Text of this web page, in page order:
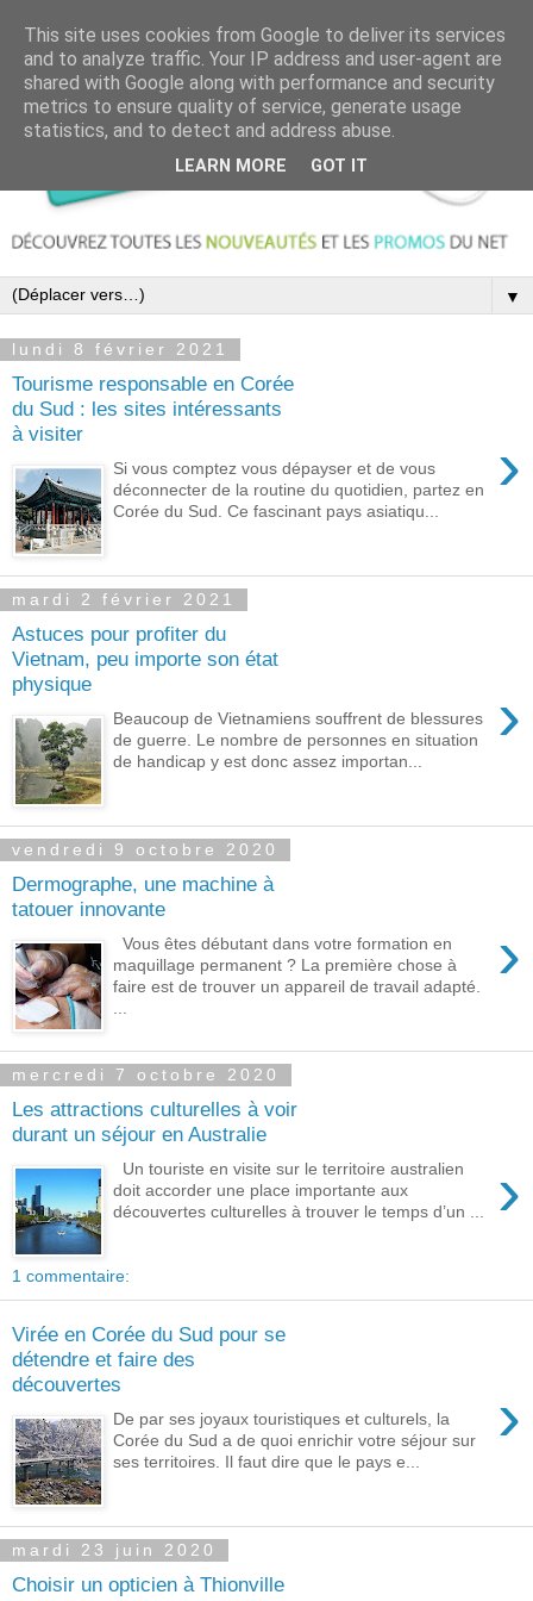
▼
lundi 8 février 2021
Tourisme responsable en Corée
du Sud : les sites intéressants
à visiter
›
Si vous comptez vous dépayser et de vous
déconnecter de la routine du quotidien, partez en
Corée du Sud. Ce fascinant pays asiatiqu...
mardi 2 février 2021
Astuces pour profiter du
Vietnam, peu importe son état
physique
›
Beaucoup de Vietnamiens souffrent de blessures
de guerre. Le nombre de personnes en situation
de handicap y est donc assez importan...
vendredi 9 octobre 2020
Dermographe, une machine à
tatouer innovante
›
Vous êtes débutant dans votre formation en
maquillage permanent ? La première chose à
faire est de trouver un appareil de travail adapté.
mercredi 7 octobre 2020
Les attractions culturelles à voir
durant un séjour en Australie
›
Un touriste en visite sur le territoire australien
doit accorder une place importante aux
découvertes culturelles à trouver le temps d’un ...
1 commentaire:
Virée en Corée du Sud pour se
détendre et faire des
découvertes
›
De par ses joyaux touristiques et culturels, la
Corée du Sud a de quoi enrichir votre séjour sur
ses territoires. Il faut dire que le pays e...
mardi 23 juin 2020
Choisir un opticien à Thionville
This site uses cookies from Google to deliver its services
and to analyze traffic. Your IP address and user-agent are
shared with Google along with performance and security
metrics to ensure quality of service, generate usage
statistics, and to detect and address abuse.
LEARN MORE GOT IT